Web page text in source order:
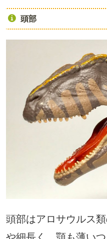
頭部
頭部はアロサウルス